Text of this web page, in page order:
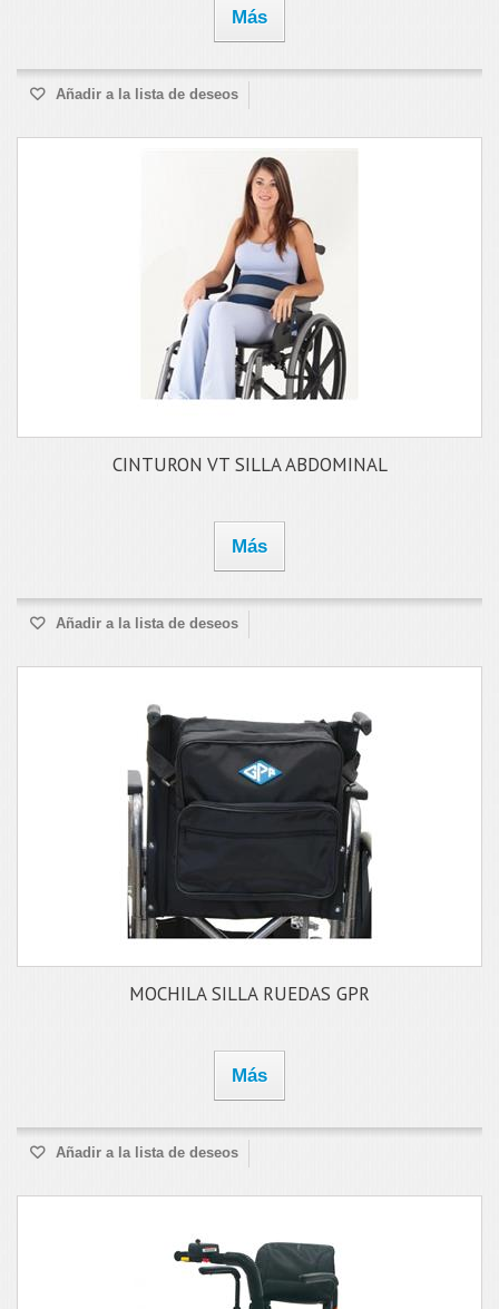
Más
Añadir a la lista de deseos
CINTURON VT SILLA ABDOMINAL
Más
Añadir a la lista de deseos
MOCHILA SILLA RUEDAS GPR
Más
Añadir a la lista de deseos